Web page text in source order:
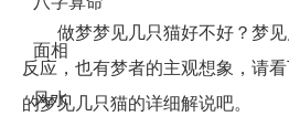
面相
风水
做梦梦见几只猫好不好？梦见
反应，也有梦者的主观想象，请
的梦见几只猫的详细解说吧。